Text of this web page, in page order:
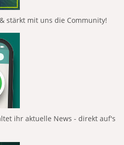
stärkt mit uns die Community!
ihr aktuelle News - direkt auf's